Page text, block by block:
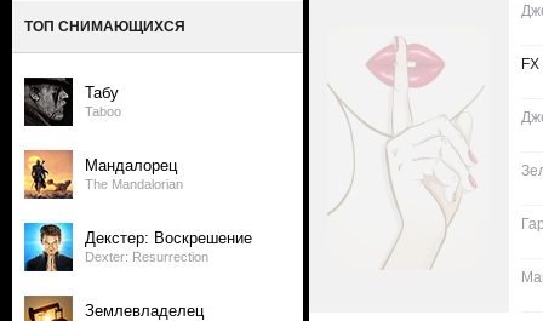
ТОП СНИМАЮЩИХСЯ
Табу
Taboo
Мандалорец
The Mandalorian
Декстер: Воскрешение
Dexter: Resurrection
Землевладелец